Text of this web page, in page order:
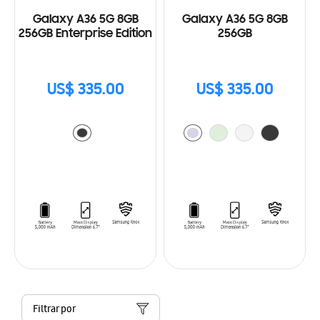
Galaxy A36 5G 8GB
256GB Enterprise Edition
US$ 335.00
Galaxy A36 5G 8GB
256GB
US$ 335.00
Filtrar por